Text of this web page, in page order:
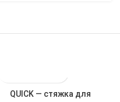
QUICK — стяжка для